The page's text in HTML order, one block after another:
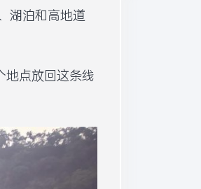
湖泊和高地道
地点放回这条线